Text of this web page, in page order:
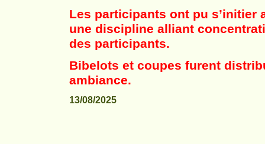
Les participants ont pu s’initier
une discipline alliant
des participants.
Bibelots et coupes furent
ambiance.
13/08/2025